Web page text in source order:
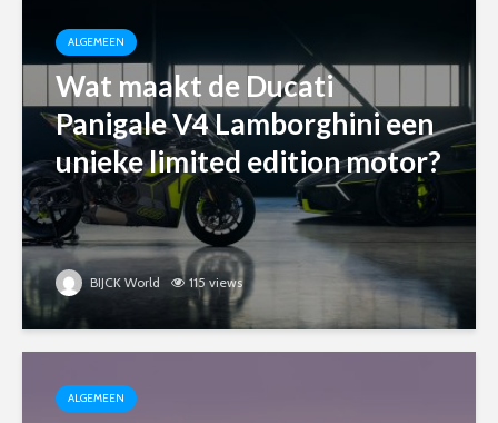
ALGEMEEN
Wat maakt de Ducati
Panigale V4 Lamborghini een
unieke limited edition motor?
BIJCK World 115 views
ALGEMEEN